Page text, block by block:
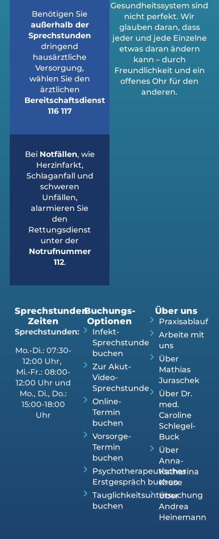
Gesundheitssystem sind
nicht perfekt. Wir
glauben daran, dass
jeder und jede Einzelne
etwas daran ändern
kann – durch
Freundlichkeit und ein
offenes Ohr für den
anderen.
Benötigen Sie
außerhalb der
Sprechstunden
dringend
hausärztliche
Versorgung,
wählen Sie den
ärztlichen
Bereitschaftsdienst
116 117
Bei Notfällen, wie
Herzinfarkt,
Schlaganfall und
schweren
Unfällen,
alarmieren Sie
den
Rettungsdienst
unter der
Notrufnummer
112.
Buchungs-
Optionen
Infekt-
Sprechstunde
buchen
Zur Akut-
Video-
Sprechstunde
Online-
Termin
buchen
Vorsorge-
Termin
buchen
Psychotherapeutisches
Erstgespräch buchen
Tauglichkeitsuntersuchung
buchen
Über uns
Praxisablauf
Arbeite mit
uns
Über
Mathias
Juraschek
Über Dr.
med.
Caroline
Schlegel-
Buck
Über
Anna-
Katharina
Kruse
Über
Andrea
Heinemann
Sprechstunden
Zeiten
Sprechstunden:
Mo.-Di.: 07:30-
12:00 Uhr,
Mi.-Fr.: 08:00-
12:00 Uhr und
Mo., Di., Do.:
15:00-18:00
Uhr